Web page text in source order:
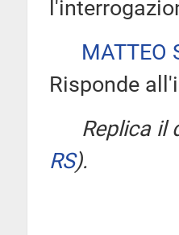
MATTEO
Risponde
Replica il
RS).